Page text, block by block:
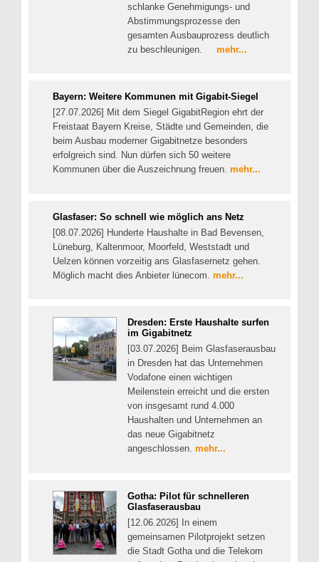
schlanke Genehmigungs- und
Abstimmungsprozesse den
gesamten Ausbauprozess deutlich
zu beschleunigen. mehr...
Bayern: Weitere Kommunen mit Gigabit-Siegel
[27.07.2026] Mit dem Siegel GigabitRegion ehrt der
Freistaat Bayern Kreise, Städte und Gemeinden, die
beim Ausbau moderner Gigabitnetze besonders
erfolgreich sind. Nun dürfen sich 50 weitere
Kommunen über die Auszeichnung freuen. mehr...
Glasfaser: So schnell wie möglich ans Netz
[08.07.2026] Hunderte Haushalte in Bad Bevensen,
Lüneburg, Kaltenmoor, Moorfeld, Weststadt und
Uelzen können vorzeitig ans Glasfasernetz gehen.
Möglich macht dies Anbieter lünecom. mehr...
Dresden: Erste Haushalte surfen
im Gigabitnetz
[03.07.2026] Beim Glasfaserausbau
in Dresden hat das Unternehmen
Vodafone einen wichtigen
Meilenstein erreicht und die ersten
von insgesamt rund 4.000
Haushalten und Unternehmen an
das neue Gigabitnetz
angeschlossen. mehr...
Gotha: Pilot für schnelleren
Glasfaserausbau
[12.06.2026] In einem
gemeinsamen Pilotprojekt setzen
die Stadt Gotha und die Telekom